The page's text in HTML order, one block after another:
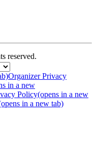
reserved.
Organizer Privacy
in a new
Policy(opens in a new
in a new tab)